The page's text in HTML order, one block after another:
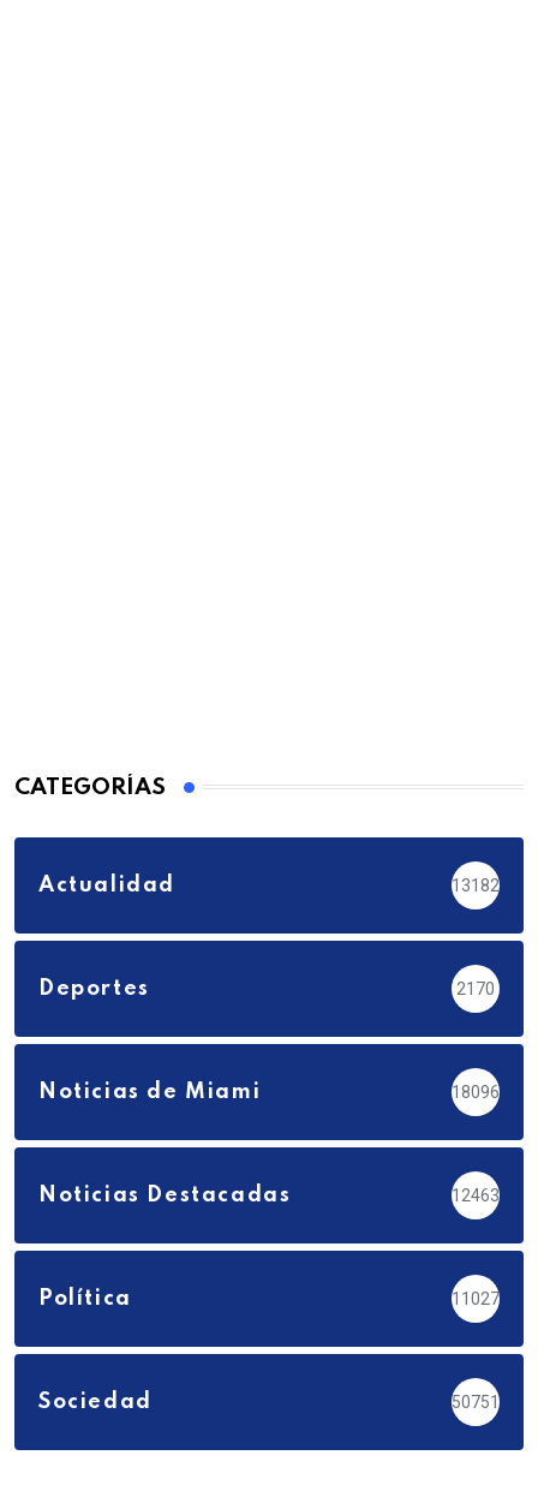
CATEGORÍAS
Actualidad 13182
Deportes 2170
Noticias de Miami 18096
Noticias Destacadas 12463
Política 11027
Sociedad 50751